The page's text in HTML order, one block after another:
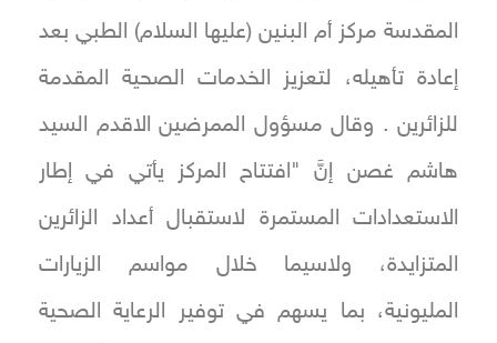
المقدسة مركز أم البنين (عليها السلام) الطبي بعد
إعادة تأهيله، لتعزيز الخدمات الصحية المقدمة
للزائرين . وقال مسؤول الممرضين الاقدم السيد
هاشم غصن إنَّ "افتتاح المركز يأتي في إطار
الاستعدادات المستمرة لاستقبال أعداد الزائرين
المتزايدة، ولاسيما خلال مواسم الزيارات
المليونية، بما يسهم في توفير الرعاية الصحية